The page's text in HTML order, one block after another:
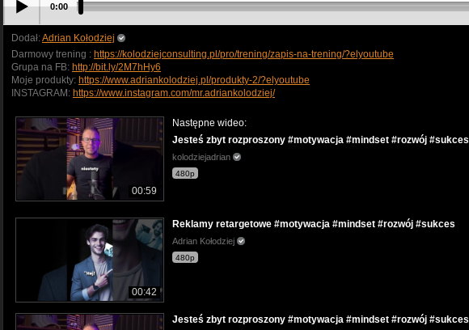
0:00
Dodał:Adrian Kołodziej
Darmowy trening : https://kolodziejconsulting.pl/pro/trening/zapis-na-trening/?elyoutube
Grupa na FB: http://bit.ly/2M7hHy6
Moje produkty: https://www.adriankolodziej.pl/produkty-2/?elyoutube
INSTAGRAM: https://www.instagram.com/mr.adriankolodziej/
00:59
Następne wideo:
Jesteś zbyt rozproszony #motywacja #mindset #rozwój #sukces
kolodziejadrian
480p
00:42
Reklamy retargetowe #motywacja #mindset #rozwój #sukces
Adrian Kołodziej
480p
Jesteś zbyt rozproszony #motywacja #mindset #rozwój #sukces